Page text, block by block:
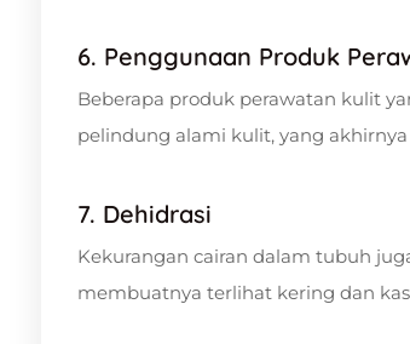
6. Penggunaan Produk
Beberapa produk perawatan kulit
pelindung alami kulit, yang
7. Dehidrasi
Kekurangan cairan dalam tubuh
membuatnya terlihat kering dan